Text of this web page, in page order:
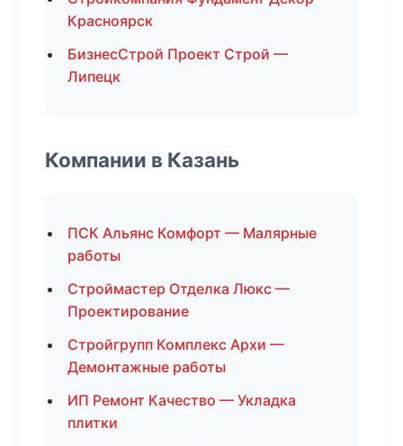
Красноярск
БизнесСтрой Проект Строй —
Липецк
Компании в Казань
ПСК Альянс Комфорт — Малярные
работы
Строймастер Отделка Люкс —
Проектирование
Стройгрупп Комплекс Архи —
Демонтажные работы
ИП Ремонт Качество — Укладка
плитки